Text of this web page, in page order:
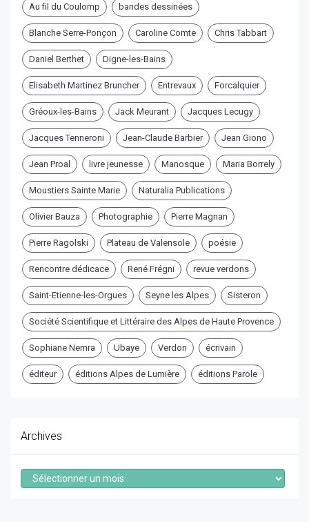
Au fil du Coulomp bandes dessinées
Blanche Serre-Ponçon Caroline Comte Chris Tabbart
Daniel Berthet Digne-les-Bains
Elisabeth Martinez Bruncher Entrevaux Forcalquier
Gréoux-les-Bains Jack Meurant Jacques Lecugy
Jacques Tenneroni Jean-Claude Barbier Jean Giono
Jean Proal livre jeunesse Manosque Maria Borrely
Moustiers Sainte Marie Naturalia Publications
Olivier Bauza Photographie Pierre Magnan
Pierre Ragolski Plateau de Valensole poésie
Rencontre dédicace René Frégni revue verdons
Saint-Etienne-les-Orgues Seyne les Alpes Sisteron
Société Scientifique et Littéraire des Alpes de Haute Provence
Sophiane Nemra Ubaye Verdon écrivain
éditeur éditions Alpes de Lumière éditions Parole
Archives
Archives